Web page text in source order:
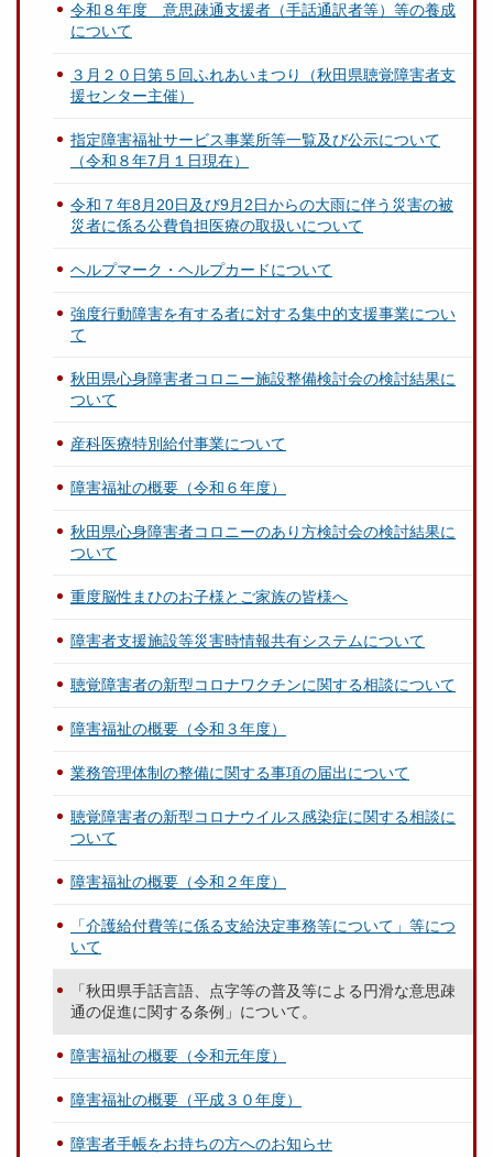
令和８年度 意思疎通支援者（手話通訳者等）等の養成
について
３月２０日第５回ふれあいまつり（秋田県聴覚障害者支
援センター主催）
指定障害福祉サービス事業所等一覧及び公示について
（令和８年7月１日現在）
令和７年8月20日及び9月2日からの大雨に伴う災害の被
災者に係る公費負担医療の取扱いについて
ヘルプマーク・ヘルプカードについて
強度行動障害を有する者に対する集中的支援事業につい
て
秋田県心身障害者コロニー施設整備検討会の検討結果に
ついて
産科医療特別給付事業について
障害福祉の概要（令和６年度）
秋田県心身障害者コロニーのあり方検討会の検討結果に
ついて
重度脳性まひのお子様とご家族の皆様へ
障害者支援施設等災害時情報共有システムについて
聴覚障害者の新型コロナワクチンに関する相談について
障害福祉の概要（令和３年度）
業務管理体制の整備に関する事項の届出について
聴覚障害者の新型コロナウイルス感染症に関する相談に
ついて
障害福祉の概要（令和２年度）
「介護給付費等に係る支給決定事務等について」等につ
いて
「秋田県手話言語、点字等の普及等による円滑な意思疎
通の促進に関する条例」について。
障害福祉の概要（令和元年度）
障害福祉の概要（平成３０年度）
障害者手帳をお持ちの方へのお知らせ